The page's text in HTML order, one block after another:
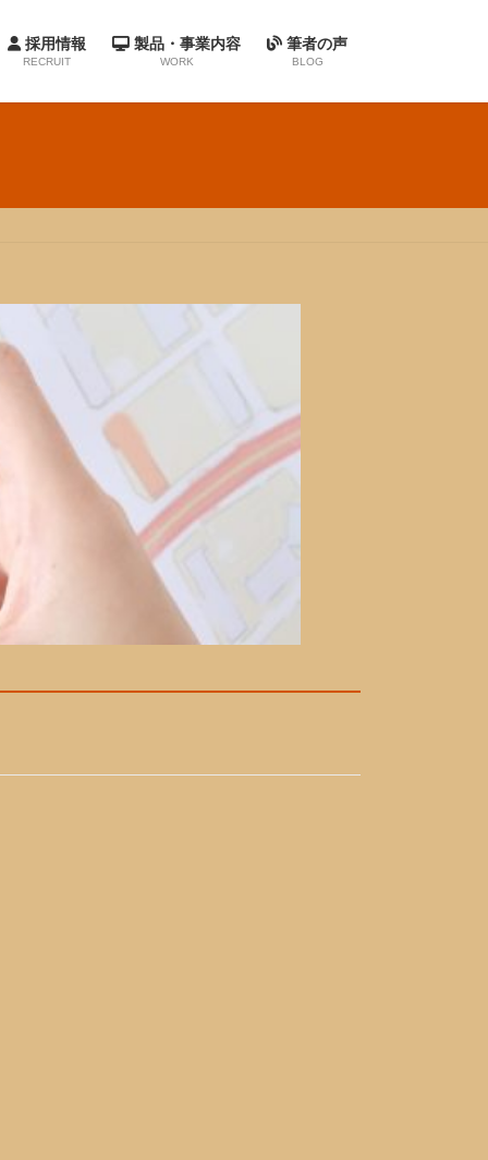
採用情報
RECRUIT
ソフトウエアとは？
用
福利厚生
製品・事業内容
WORK
開発支援サービス
筆者の声
BLOG